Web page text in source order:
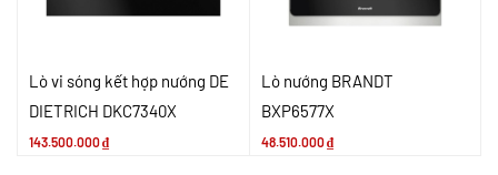
Lò vi sóng kết hợp nướng DE
DIETRICH DKC7340X
143.500.000₫
Lò nướng BRANDT
BXP6577X
48.510.000₫